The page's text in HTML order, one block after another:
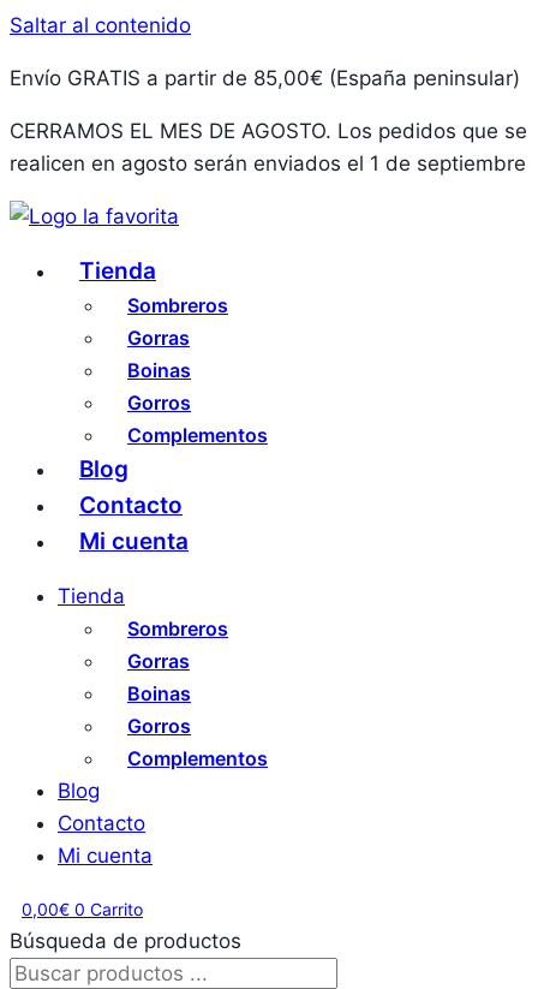
Saltar al contenido
Envío GRATIS a partir de 85,00€ (España peninsular)
CERRAMOS EL MES DE AGOSTO. Los pedidos que se
realicen en agosto serán enviados el 1 de septiembre
Tienda
Sombreros
Gorras
Boinas
Gorros
Complementos
Blog
Contacto
Mi cuenta
Tienda
Sombreros
Gorras
Boinas
Gorros
Complementos
Blog
Contacto
Mi cuenta
0,00€ 0 Carrito
Búsqueda de productos